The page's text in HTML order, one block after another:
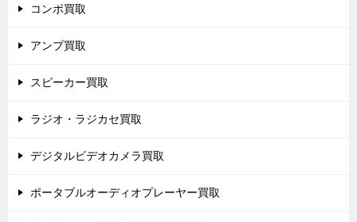
コンポ買取
アンプ買取
スピーカー買取
ラジオ・ラジカセ買取
デジタルビデオカメラ買取
ポータブルオーディオプレーヤー買取